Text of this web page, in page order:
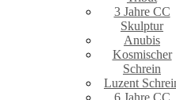
3 Jahre CC
Skulptur
Anubis
Kosmischer
Schrein
Luzent